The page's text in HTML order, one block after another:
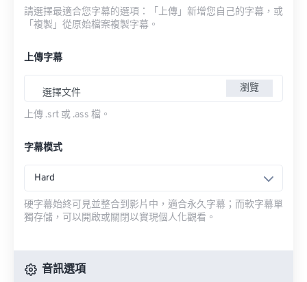
請選擇最適合您字幕的選項：「上傳」新增您自己的字幕，或
「複製」從原始檔案複製字幕。
上傳字幕
選擇文件 瀏覽
上傳 .srt 或 .ass 檔。
字幕模式
Hard
硬字幕始終可見並整合到影片中，適合永久字幕；而軟字幕單
獨存儲，可以開啟或關閉以實現個人化觀看。
音訊選項